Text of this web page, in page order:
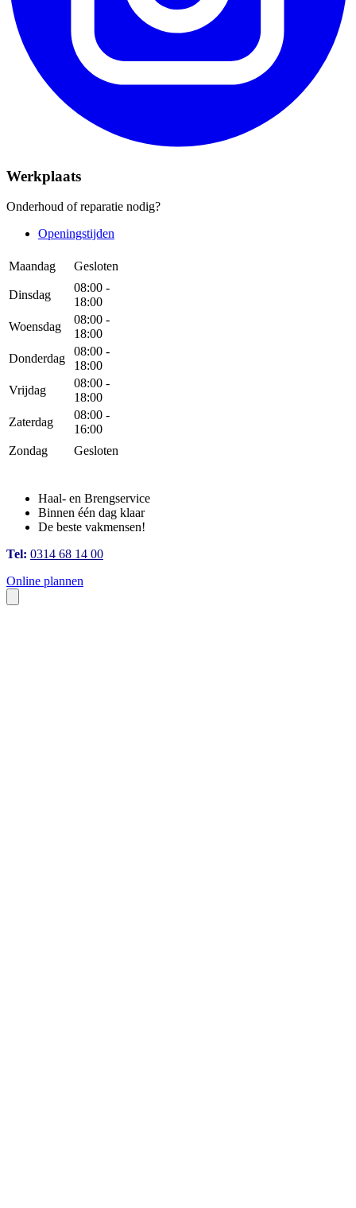
Werkplaats
Onderhoud of reparatie nodig?
Openingstijden
Maandag Gesloten
Dinsdag
08:00 -
18:00
Woensdag
08:00 -
18:00
Donderdag
08:00 -
18:00
Vrijdag
08:00 -
18:00
Zaterdag
08:00 -
16:00
Zondag
Gesloten
Haal- en Brengservice
Binnen één dag klaar
De beste vakmensen!
Tel: 0314 68 14 00
Online plannen